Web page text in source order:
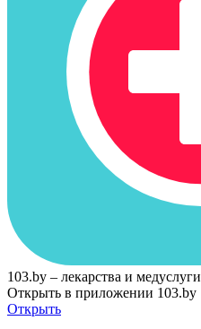
103.by – лекарства и медуслуги
Открыть в приложении 103.by
Открыть